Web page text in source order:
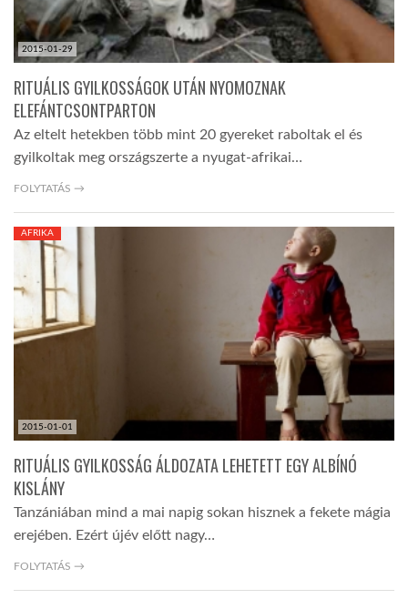
2015-01-29
RITUÁLIS GYILKOSSÁGOK UTÁN NYOMOZNAK
ELEFÁNTCSONTPARTON
Az eltelt hetekben több mint 20 gyereket raboltak el és
gyilkoltak meg országszerte a nyugat-afrikai…
FOLYTATÁS →
2015-01-01
AFRIKA
RITUÁLIS GYILKOSSÁG ÁLDOZATA LEHETETT EGY ALBÍNÓ
KISLÁNY
Tanzániában mind a mai napig sokan hisznek a fekete mágia
erejében. Ezért újév előtt nagy…
FOLYTATÁS →